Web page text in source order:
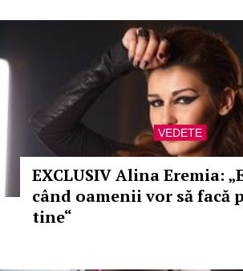
VEDETE
EXCLUSIV Alina Eremia:
când oamenii vor să facă
tine“